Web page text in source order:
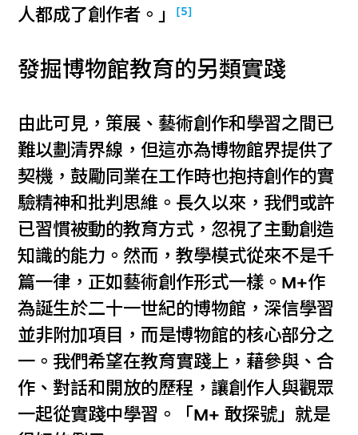
人都成了創作者。」
[5]
發掘博物館教育的另類實踐
由此可見，策展、藝術創作和學習之間已
難以劃清界線，但這亦為博物館界提供了
契機，鼓勵同業在工作時也抱持創作的實
驗精神和批判思維。長久以來，我們或許
已習慣被動的教育方式，忽視了主動創造
知識的能力。然而，教學模式從來不是千
篇一律，正如藝術創作形式一樣。M+作
為誕生於二十一世紀的博物館，深信學習
並非附加項目，而是博物館的核心部分之
一。我們希望在教育實踐上，藉參與、合
作、對話和開放的歷程，讓創作人與觀眾
一起從實踐中學習。「M+ 敢探號」就是